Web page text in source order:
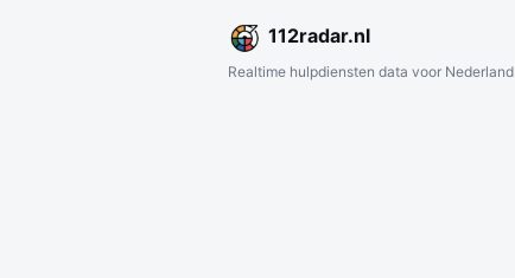
112radar.nl
Realtime hulpdiensten data voor Nederland